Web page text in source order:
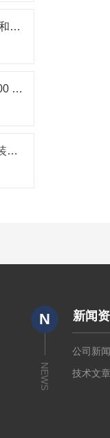
elma清洗机select清洗剂使用和操作注意事项
德国 JW FROEHLICH MFL300 质量流量测漏仪汽车自动化生产线的检测方案
fike爆破片可用于将爆破片安装在压力容器或管道上
N
NEWS
新闻
公司新
技术文